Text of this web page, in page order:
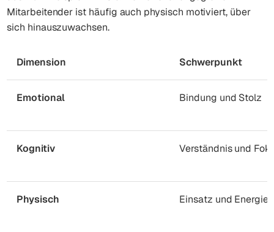
Mitarbeitender ist häufig auch physisch motiviert, über
sich hinauszuwachsen.
Dimension Schwerpunkt
Emotional Bindung und Stolz
Kognitiv Verständnis und
Physisch Einsatz und Energie